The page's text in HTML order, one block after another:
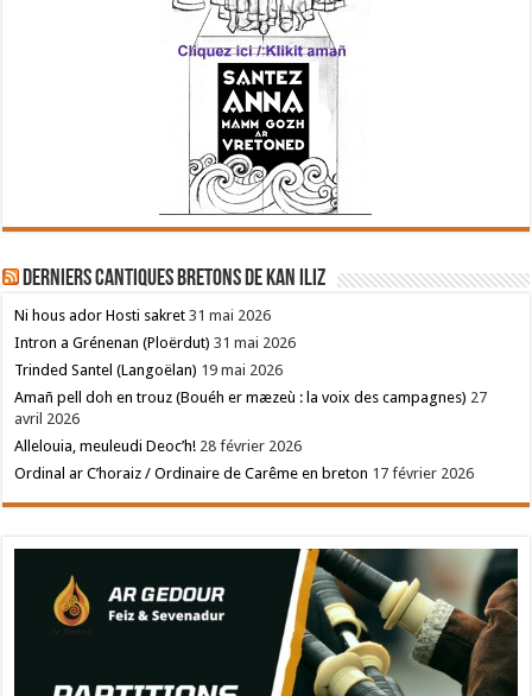
Derniers cantiques bretons de Kan Iliz
Ni hous ador Hosti sakret 31 mai 2026
Intron a Grénenan (Ploërdut) 31 mai 2026
Trinded Santel (Langoëlan) 19 mai 2026
Amañ pell doh en trouz (Bouéh er mæzeù : la voix des campagnes) 27
avril 2026
Allelouia, meuleudi Deoc’h! 28 février 2026
Ordinal ar C’horaiz / Ordinaire de Carême en breton 17 février 2026